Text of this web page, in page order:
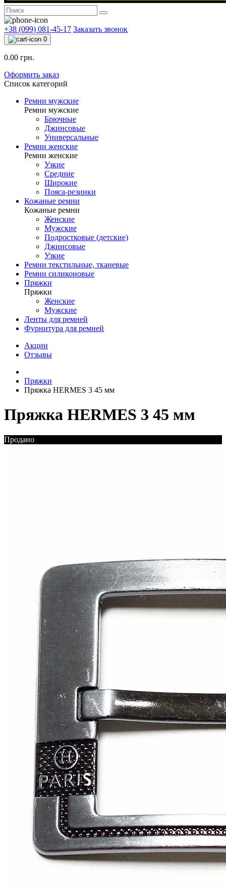
+38 (099) 081-45-17 Заказать звонок
0
0.00 грн.
Оформить заказ
Список категорий
Ремни мужские
Ремни мужские
Брючные
Джинсовые
Универсальные
Ремни женские
Ремни женские
Узкие
Средние
Широкие
Пояса-резинки
Кожаные ремни
Кожаные ремни
Женские
Мужские
Подростковые (детские)
Джинсовые
Узкие
Ремни текстильные, тканевые
Ремни силиконовые
Пряжки
Пряжки
Женские
Мужские
Ленты для ремней
Фурнитура для ремней
Акции
Отзывы
Пряжки
Пряжка HERMES 3 45 мм
Пряжка HERMES 3 45 мм
Продано